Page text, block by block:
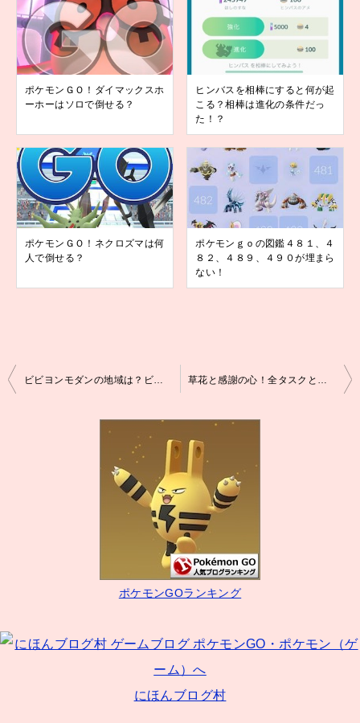
ポケモンＧＯ！ダイマックスホ
ーホーはソロで倒せる？
ヒンバスを相棒にすると何が起
こる？相棒は進化の条件だっ
た！？
ポケモンＧＯ！ネクロズマは何
人で倒せる？
ポケモンｇｏの図鑑４８１、４
８２、４８９、４９０が埋まら
ない！
投
ビビヨンモダンの地域は？ビビヨンモダンとメダルをゲット！ 草花と感謝の心！全タスクと報酬！シェイミ入手まで！
ポケモンGOランキング
にほんブログ村